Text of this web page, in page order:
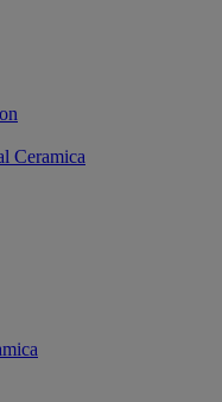
Ceramica